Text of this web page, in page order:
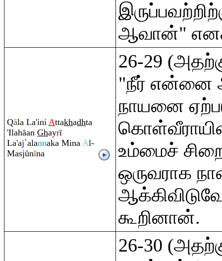
ஆவான்" எனக்
Qāla La'ini Attakhadhta
'Ilahāan Ghayrī
La'aj`alannaka Mina Al-
Masjūnīna
26-29
"நீர் என்னை
நாயனை
உம்மைச்
ஒருவராக
கூறினான்.
26-30